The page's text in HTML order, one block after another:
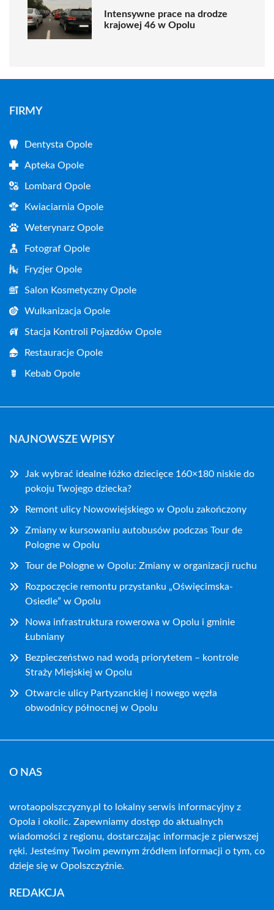
Intensywne prace na drodze
krajowej 46 w Opolu
FIRMY
Dentysta Opole
Apteka Opole
Lombard Opole
Kwiaciarnia Opole
Weterynarz Opole
Fotograf Opole
Fryzjer Opole
Salon Kosmetyczny Opole
Wulkanizacja Opole
Stacja Kontroli Pojazdów Opole
Restauracje Opole
Kebab Opole
NAJNOWSZE WPISY
Jak wybrać idealne łóżko dziecięce 160×180 niskie do
pokoju Twojego dziecka?
Remont ulicy Nowowiejskiego w Opolu zakończony
Zmiany w kursowaniu autobusów podczas Tour de
Pologne w Opolu
Tour de Pologne w Opolu: Zmiany w organizacji ruchu
Rozpoczęcie remontu przystanku „Oświęcimska-
Osiedle” w Opolu
Nowa infrastruktura rowerowa w Opolu i gminie
Łubniany
Bezpieczeństwo nad wodą priorytetem – kontrole
Straży Miejskiej w Opolu
Otwarcie ulicy Partyzanckiej i nowego węzła
obwodnicy północnej w Opolu
O NAS
wrotaopolszczyzny.pl to lokalny serwis informacyjny z
Opola i okolic. Zapewniamy dostęp do aktualnych
wiadomości z regionu, dostarczając informacje z pierwszej
ręki. Jesteśmy Twoim pewnym źródłem informacji o tym, co
dzieje się w Opolszczyźnie.
REDAKCJA